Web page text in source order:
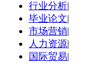
行业分析|
毕业论文|
市场营销|
人力资源|
国际贸易|